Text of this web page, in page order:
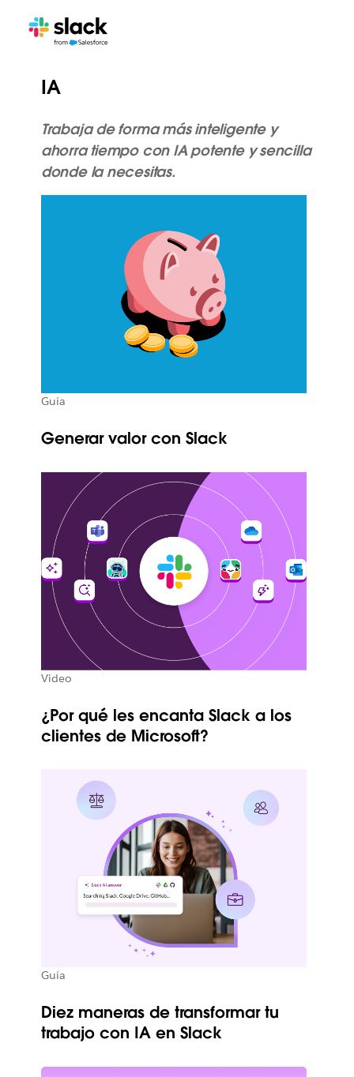
IA
Trabaja de forma más inteligente y
ahorra tiempo con IA potente y sencilla
donde la necesitas.
Guía
Generar valor con Slack
Video
¿Por qué les encanta Slack a los
clientes de Microsoft?
Guía
Diez maneras de transformar tu
trabajo con IA en Slack